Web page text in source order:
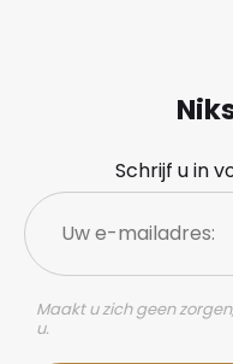
Schrijf u in
Uw
e-
mailadres:
Maakt u zich geen
u.